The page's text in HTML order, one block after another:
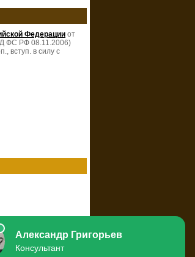
Федерации от
ФС РФ 08.11.2006)
вступ. в силу с